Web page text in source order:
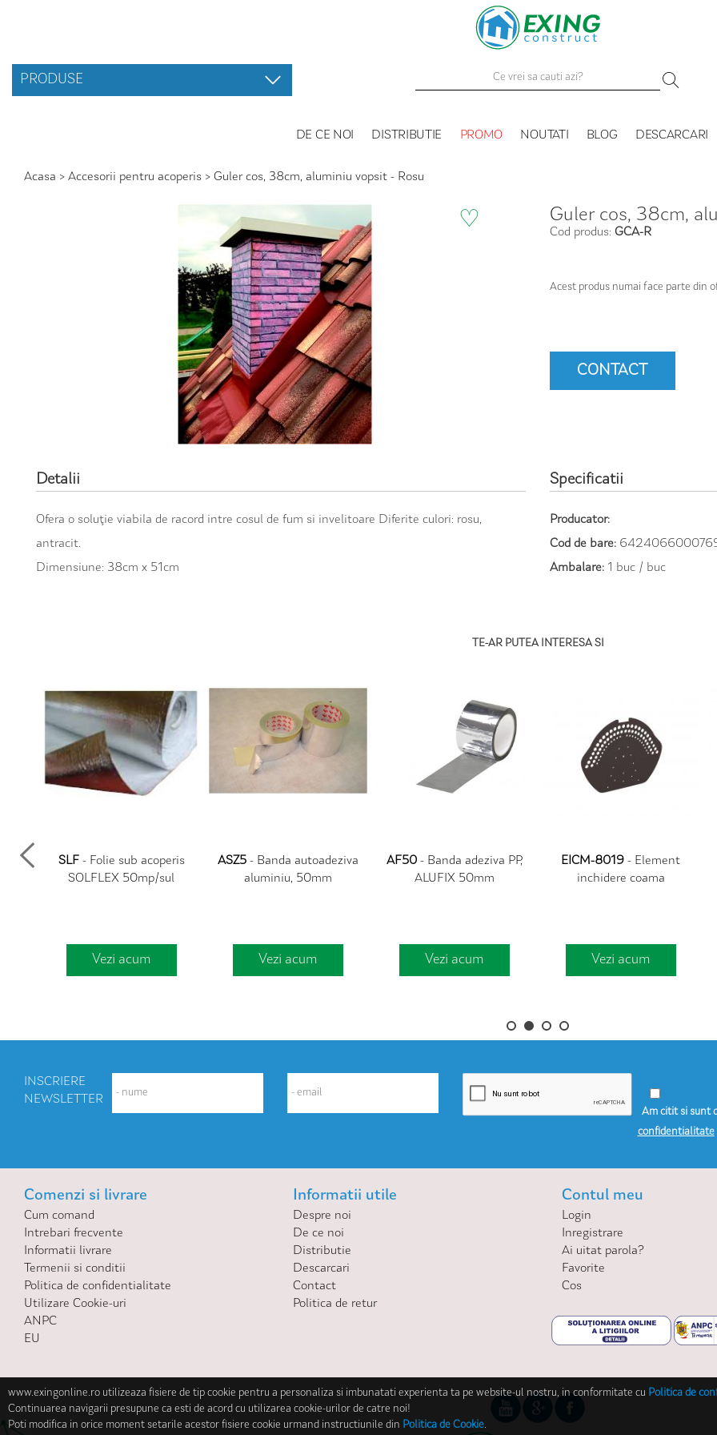
PRODUSE
DE CE NOI DISTRIBUTIE PROMO NOUTATI BLOG DESCARCARI
Acasa > Accesorii pentru acoperis > Guler cos, 38cm, aluminiu vopsit - Rosu
♡ Guler cos, 38cm,
Cod produs: GCA-R
Acest produs numai face parte din
CONTACT
Detalii
Ofera o soluţie viabila de racord intre cosul de fum si invelitoare Diferite culori: rosu,
antracit.
Dimensiune: 38cm x 51cm
Specificatii
Producator:
Cod de bare:
Ambalare: 1 buc / buc
TE-AR PUTEA INTERESA SI
cu
SLF - Folie sub acoperis
SOLFLEX 50mp/sul
Vezi acum
ASZ5- Banda autoadeziva
aluminiu, 50mm
Vezi acum
AF50- Banda adeziva PP,
ALUFIX 50mm
Vezi acum
EICM-8019 - Element
inchidere coama
Vezi acum
INSCRIERE
NEWSLETTER
Am citit si sunt
confidentialitate
Comenzi si livrare
Cum comand
Intrebari frecvente
Informatii livrare
Termenii si conditii
Politica de confidentialitate
Utilizare Cookie-uri
ANPC
EU
Informatii utile
Despre noi
De ce noi
Distributie
Descarcari
Contact
Politica de retur
Contul meu
Login
Inregistrare
Ai uitat parola?
Favorite
Cos
www.exingonline.ro utilizeaza fisiere de tip cookie pentru a personaliza si imbunatati experienta ta pe website-ul nostru, in conformitate cu Politica de
Continuarea navigarii presupune ca esti de acord cu utilizarea cookie-urilor de catre noi!
Poti modifica in orice moment setarile acestor fisiere cookie urmand instructiunile din Politica de Cookie.